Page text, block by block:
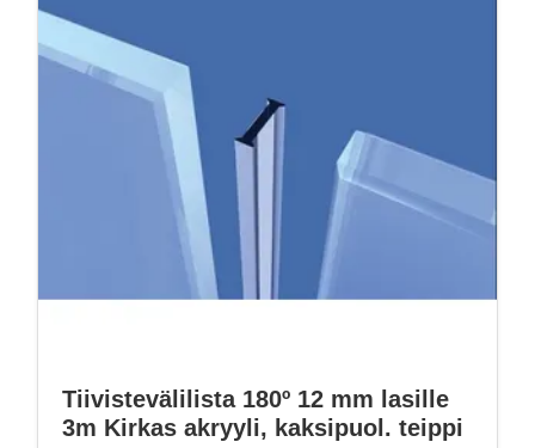
Tiivistevälilista 180º 12 mm lasille
3m Kirkas akryyli, kaksipuol. teippi